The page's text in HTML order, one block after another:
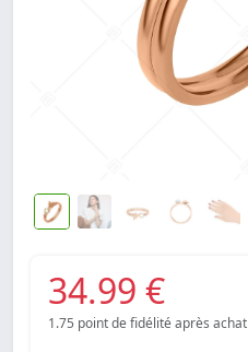
34.99 €
1.75 point de fidélité après achat